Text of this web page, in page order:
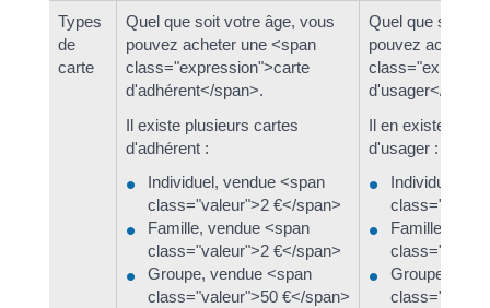
Types
de
carte
Quel que soit votre âge, vous
pouvez acheter une <span
class="expression">carte
d'adhérent</span>.
Il existe plusieurs cartes
d'adhérent :
Individuel, vendue <span
class="valeur">2 €</span>
Famille, vendue <span
class="valeur">2 €</span>
Groupe, vendue <span
class="valeur">50 €</span>
Quel que soit
pouvez acheter
d'usager</
Il en existe
d'usager :
Individuel,
Famille,
Groupe,